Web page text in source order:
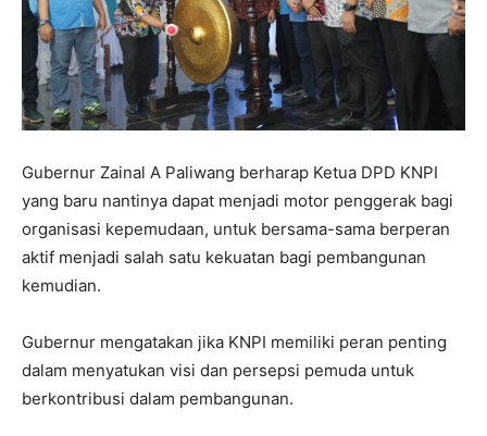
Gubernur Zainal A Paliwang berharap Ketua DPD KNPI
yang baru nantinya dapat menjadi motor penggerak bagi
organisasi kepemudaan, untuk bersama-sama berperan
aktif menjadi salah satu kekuatan bagi pembangunan
kemudian.
Gubernur mengatakan jika KNPI memiliki peran penting
dalam menyatukan visi dan persepsi pemuda untuk
berkontribusi dalam pembangunan.